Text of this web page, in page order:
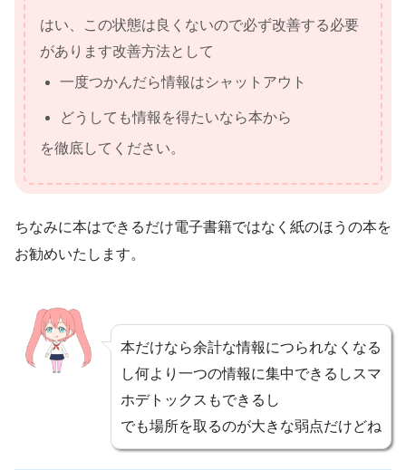
はい、この状態は良くないので必ず改善する必要
があります改善方法として
一度つかんだら情報はシャットアウト
どうしても情報を得たいなら本から
を徹底してください。
ちなみに本はできるだけ電子書籍ではなく紙のほうの本を
お勧めいたします。
本だけなら余計な情報につられなくなる
し何より一つの情報に集中できるしスマ
ホデトックスもできるし
でも場所を取るのが大きな弱点だけどね